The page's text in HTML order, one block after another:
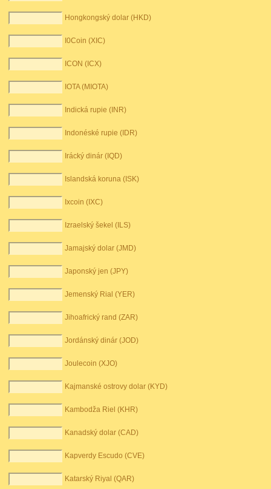
Hongkongský dolar (HKD)
I0Coin (XIC)
ICON (ICX)
IOTA (MIOTA)
Indická rupie (INR)
Indonéské rupie (IDR)
Irácký dinár (IQD)
Islandská koruna (ISK)
Ixcoin (IXC)
Izraelský šekel (ILS)
Jamajský dolar (JMD)
Japonský jen (JPY)
Jemenský Rial (YER)
Jihoafrický rand (ZAR)
Jordánský dinár (JOD)
Joulecoin (XJO)
Kajmanské ostrovy dolar (KYD)
Kambodža Riel (KHR)
Kanadský dolar (CAD)
Kapverdy Escudo (CVE)
Katarský Riyal (QAR)